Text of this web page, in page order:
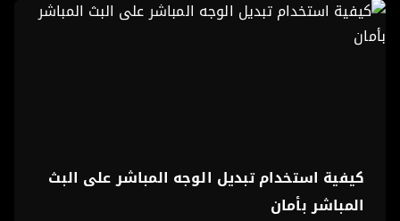
كيفية استخدام تبديل الوجه المباشر على البث
المباشر بأمان